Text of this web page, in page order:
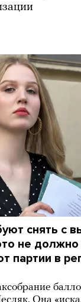
снять с
не
партии в